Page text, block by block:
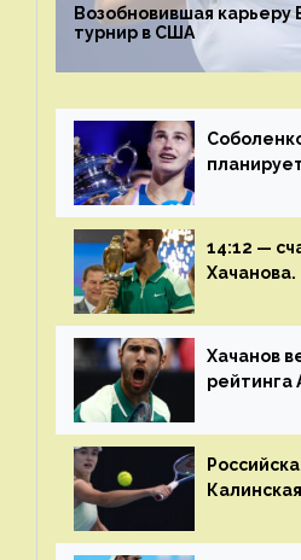
Возобновившая карьеру
турнир в США
14:12 —
Хачанов
рейтинга